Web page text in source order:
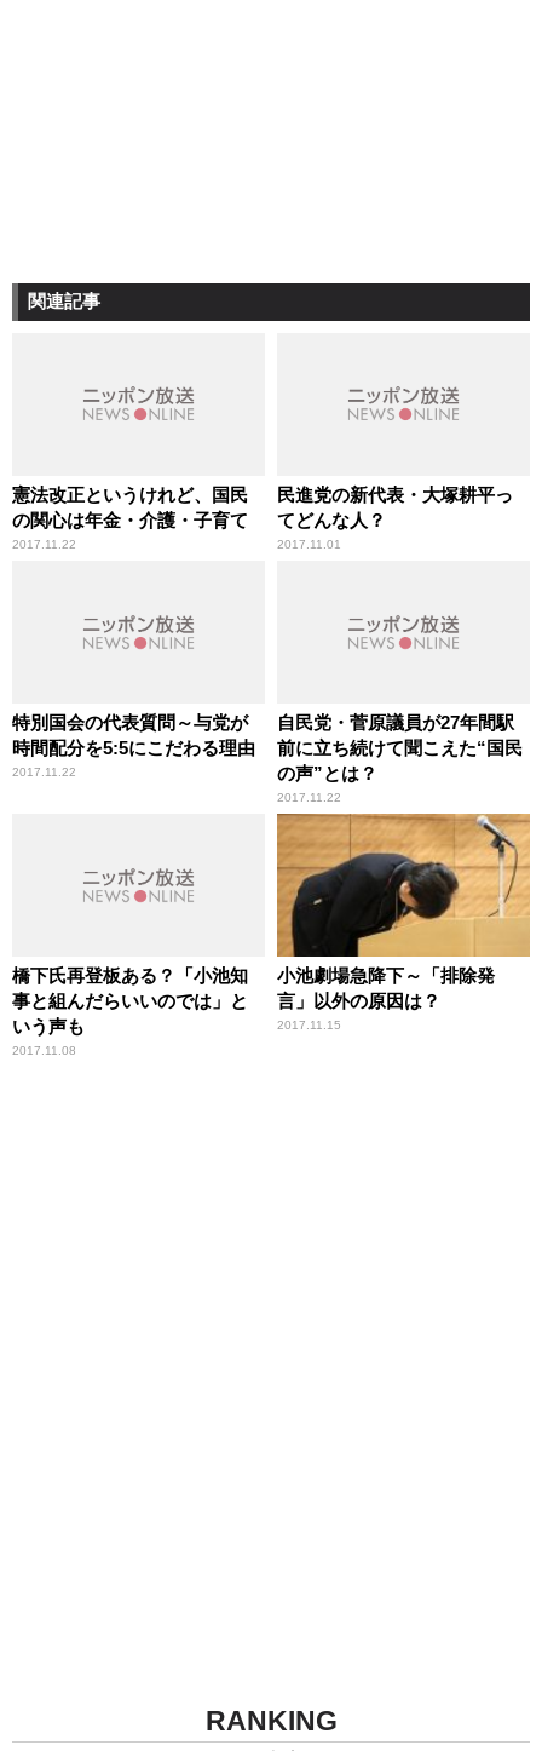
関連記事
憲法改正というけれど、国民
の関心は年金・介護・子育て
2017.11.22
民進党の新代表・大塚耕平っ
てどんな人？
2017.11.01
特別国会の代表質問～与党が
時間配分を5:5にこだわる理由
2017.11.22
自民党・菅原議員が27年間駅
前に立ち続けて聞こえた“国民
の声”とは？
2017.11.22
橋下氏再登板ある？「小池知
事と組んだらいいのでは」と
いう声も
2017.11.08
小池劇場急降下～「排除発
言」以外の原因は？
2017.11.15
RANKING